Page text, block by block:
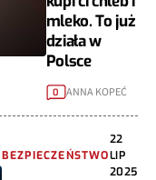
mleko. To już
działa w
Polsce
0 ANNA KOPEĆ
BEZPIECZEŃSTWO
22
LIP
2025